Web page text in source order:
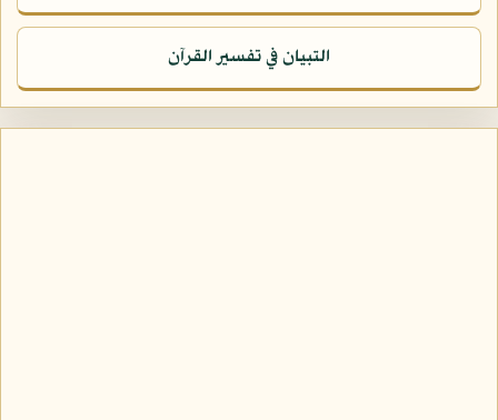
التبيان في تفسير القرآن